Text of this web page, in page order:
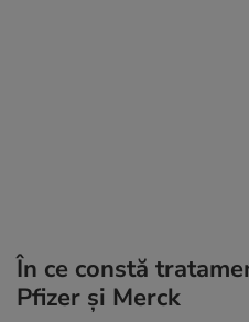
În ce constă
Pfizer și Merck